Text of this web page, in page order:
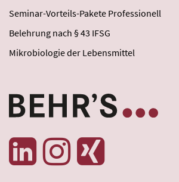
Seminar-Vorteils-Pakete Professionell
Belehrung nach § 43 IFSG
Mikrobiologie der Lebensmittel